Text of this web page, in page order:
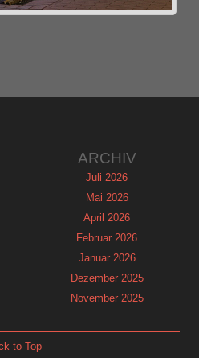
ARCHIV
Juli 2026
Mai 2026
April 2026
Februar 2026
Januar 2026
Dezember 2025
November 2025
to Top